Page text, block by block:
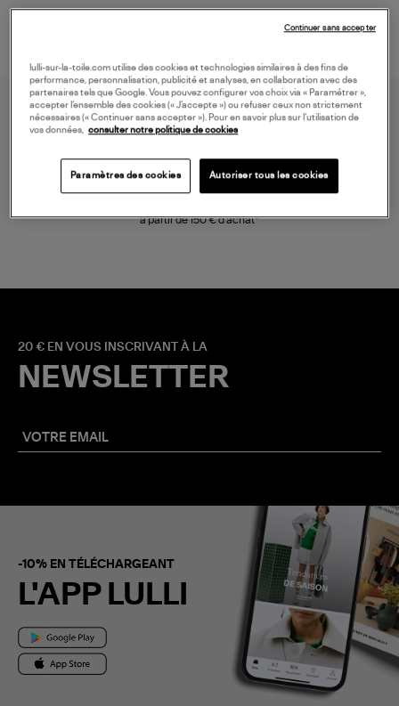
à partir de 150 € d'achat*
20 € EN VOUS INSCRIVANT À LA
NEWSLETTER
-10% EN TÉLÉCHARGEANT
L'APP LULLI
lulli-sur-la-toile.com utilise des cookies et technologies similaires à des fins de
performance, personnalisation, publicité et analyses, en collaboration avec des
partenaires tels que Google. Vous pouvez configurer vos choix via « Paramétrer »,
accepter l’ensemble des cookies (« J’accepte ») ou refuser ceux non strictement
nécessaires (« Continuer sans accepter »). Pour en savoir plus sur l’utilisation de
vos données, consulter notre politique de cookies
Paramètres des cookies Autoriser tous les cookies
Continuer sans accepter